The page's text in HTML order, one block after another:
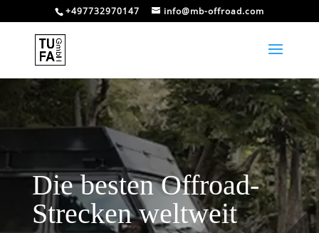
+497732970147 info@mb-offroad.com
Die besten Offroad-
Strecken weltweit